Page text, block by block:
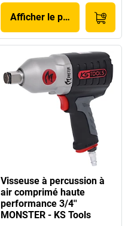
Afficher le produit
Visseuse à percussion à
air comprimé haute
performance 3/4''
MONSTER - KS Tools